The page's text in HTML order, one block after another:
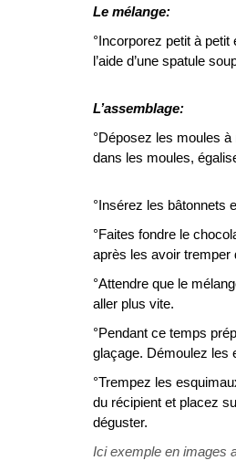
Le mélange:
°Incorporez petit à
l’aide d’une spatule
L’assemblage:
°Déposez les moules
dans les moules,
°Insérez les bâtonnets
°Faites fondre le
après les avoir tremper
°Attendre que le
aller plus vite.
°Pendant ce temps
glaçage. Démoulez les
°Trempez les
du récipient et placez
déguster.
Ici exemple en images